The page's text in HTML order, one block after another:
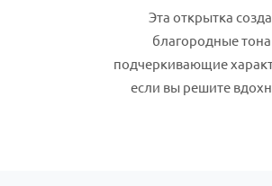
Эта открытка
благородные
подчеркивающие
если вы решите